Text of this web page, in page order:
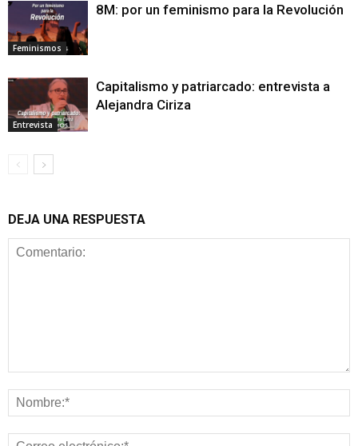
Feminismos
8M: por un feminismo para la Revolución
Entrevista
Capitalismo y patriarcado: entrevista a
Alejandra Ciriza
DEJA UNA RESPUESTA